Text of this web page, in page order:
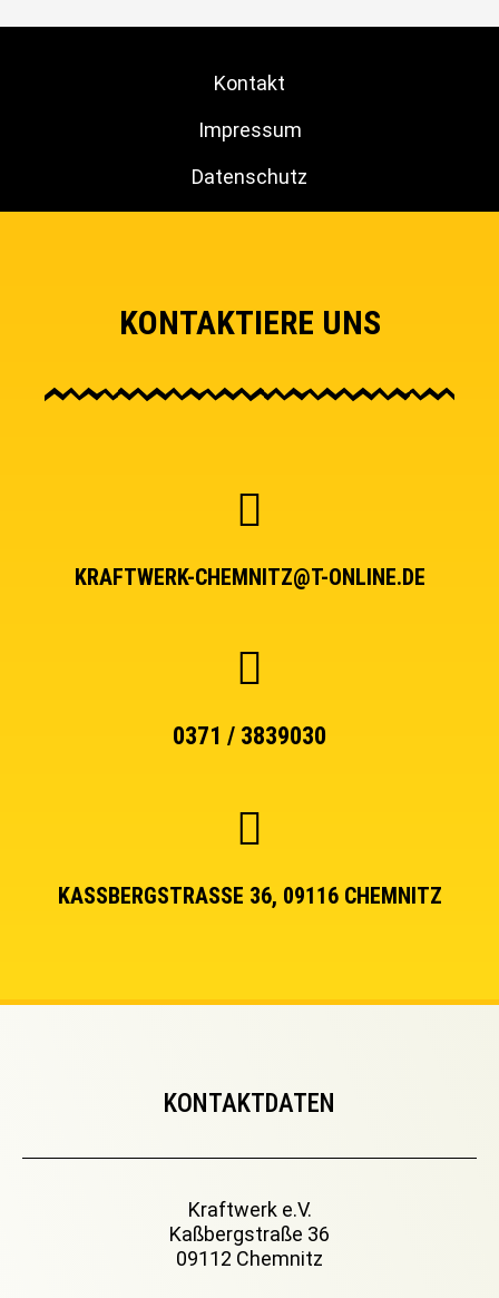
Kontakt
Impressum
Datenschutz
KONTAKTIERE UNS
KRAFTWERK-CHEMNITZ@T-ONLINE.DE
0371 / 3839030
KASSBERGSTRASSE 36, 09116 CHEMNITZ
KONTAKTDATEN
Kraftwerk e.V.
Kaßbergstraße 36
09112 Chemnitz